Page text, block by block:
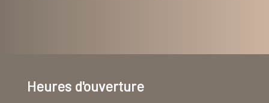
Heures d'ouverture